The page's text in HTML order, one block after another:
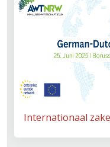
Internationaal